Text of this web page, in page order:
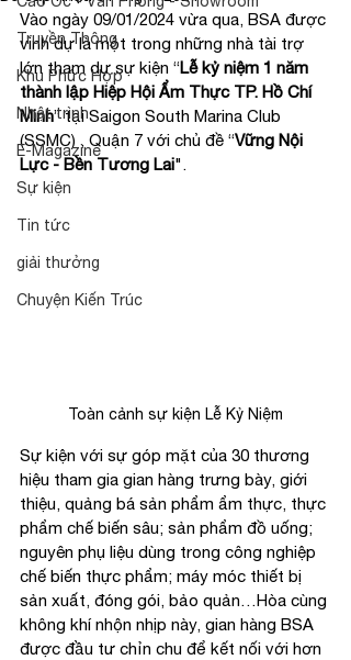
Truyền Thông
Khu Phức Hợp
Nhật trình
E-Magazine
Sự kiện
Tin tức
giải thưởng
Chuyện Kiến Trúc
Vào ngày 09/01/2024 vừa qua, BSA được
vinh dự là một trong những nhà tài trợ
lớn tham dự sự kiện “Lễ kỷ niệm 1 năm
thành lập Hiệp Hội Ẩm Thực TP. Hồ Chí
Minh” tại Saigon South Marina Club
(SSMC) , Quận 7 với chủ đề “Vững Nội
Lực - Bền Tương Lai".
Toàn cảnh sự kiện Lễ Kỷ Niệm
Sự kiện với sự góp mặt của 30 thương
hiệu tham gia gian hàng trưng bày, giới
thiệu, quảng bá sản phẩm ẩm thực, thực
phẩm chế biến sâu; sản phẩm đồ uống;
nguyên phụ liệu dùng trong công nghiệp
chế biến thực phẩm; máy móc thiết bị
sản xuất, đóng gói, bảo quản…Hòa cùng
không khí nhộn nhịp này, gian hàng BSA
được đầu tư chỉn chu để kết nối với hơn